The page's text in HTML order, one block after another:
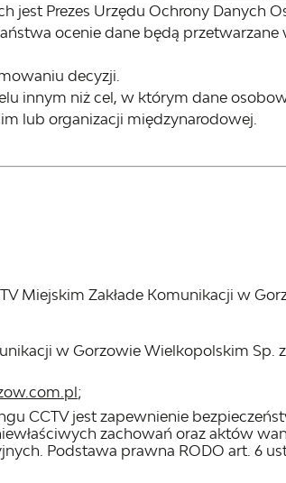
jest Prezes Urzędu Ochrony Danych
ocenie dane będą przetwarzane
decyzji.
innym niż cel, w którym dane
lub organizacji międzynarodowej.
Miejskim Zakłade Komunikacji w
w Gorzowie Wielkopolskim Sp.
;
CCTV jest zapewnienie
zachowań oraz aktów
Podstawa prawna RODO art. 6